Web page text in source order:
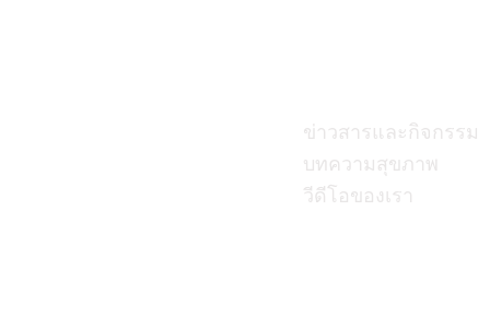
ข่าวสารและกิจกรรม
บทความสุขภาพ
วีดีโอของเรา